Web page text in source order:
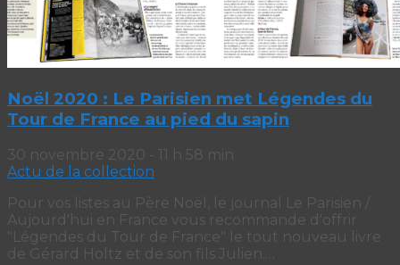
Noël 2020 : Le Parisien met Légendes du
Tour de France au pied du sapin
30 novembre 2020 - 11 h 58 min
Actu de la collection
Pour vos listes au Père Noël, le journal Le Parisien /
Aujourd'hui en France vous recommande d'offrir
"Légendes du Tour de France" le tout nouveau livre
de Gérard Holtz et de son fils Julien.…